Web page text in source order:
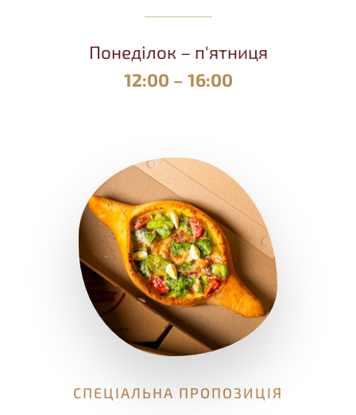
Понеділок – п'ятниця
12:00 – 16:00
СПЕЦІАЛЬНА ПРОПОЗИЦІЯ